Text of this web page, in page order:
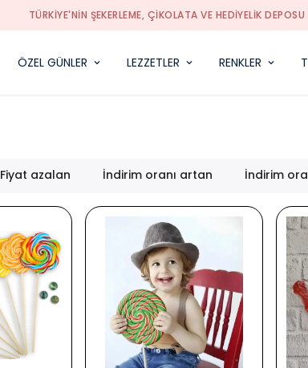
TÜRKIYE'NIN ŞEKERLEME, ÇIKOLATA VE HEDIYELIK DEPOSU
ÖZEL GÜNLER LEZZETLER RENKLER
Fiyat azalan İndirim oranı artan İndirim